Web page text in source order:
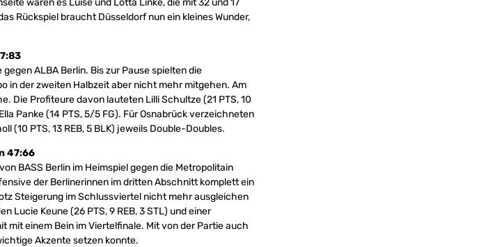
Rückspiel braucht Düsseldorf nun ein kleines Wunder,
ALBA Berlin. Bis zur Pause spielten die
in der zweiten Halbzeit aber nicht mehr mitgehen. Am
Die Profiteure davon lauteten Lilli Schultze (21 PTS, 10
Panke (14 PTS, 5/5 FG). Für Osnabrück verzeichneten
(10 PTS, 13 REB, 5 BLK) jeweils Double-Doubles.
47:66
BASS Berlin im Heimspiel gegen die Metropolitain
der Berlinerinnen im dritten Abschnitt komplett ein
Steigerung im Schlussviertel nicht mehr ausgleichen
Lucie Keune (26 PTS, 9 REB, 3 STL) und einer
mit einem Bein im Viertelfinale. Mit von der Partie auch
Akzente setzen konnte.